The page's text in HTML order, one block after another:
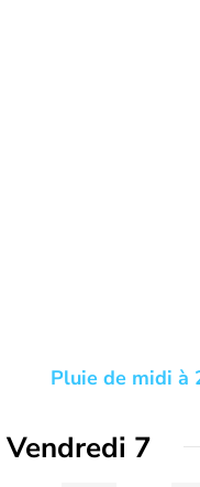
Pluie de midi à
Vendredi 7